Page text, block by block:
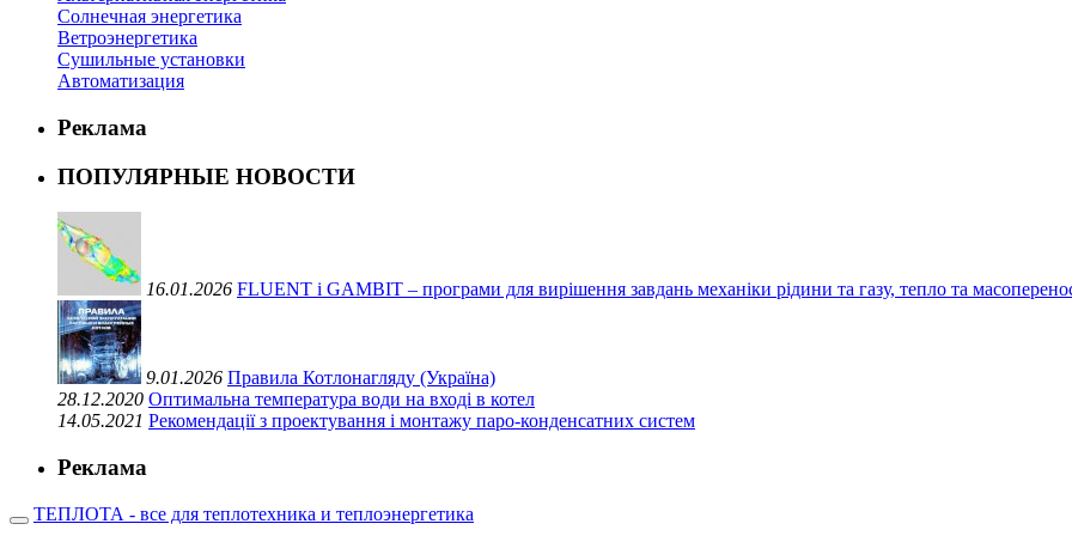
Солнечная энергетика
Ветроэнергетика
Сушильные установки
Автоматизация
Реклама
ПОПУЛЯРНЫЕ НОВОСТИ
16.01.2026 FLUENT і GAMBIT – програми для вирішення завдань механіки рідини та газу, тепло та
9.01.2026 Правила Котлонагляду (Україна)
28.12.2020 Оптимальна температура води на вході в котел
14.05.2021 Рекомендації з проектування і монтажу паро-конденсатних систем
Реклама
ТЕПЛОТА - все для теплотехника и теплоэнергетика